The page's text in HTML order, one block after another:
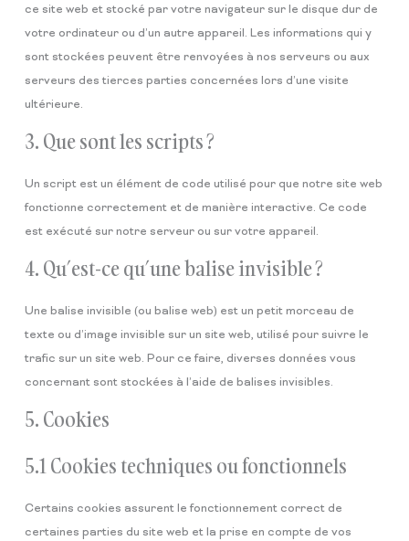
ce site web et stocké par votre navigateur sur le disque dur de
votre ordinateur ou d’un autre appareil. Les informations qui y
sont stockées peuvent être renvoyées à nos serveurs ou aux
serveurs des tierces parties concernées lors d’une visite
ultérieure.
3. Que sont les scripts ?
Un script est un élément de code utilisé pour que notre site web
fonctionne correctement et de manière interactive. Ce code
est exécuté sur notre serveur ou sur votre appareil.
4. Qu’est-ce qu’une balise invisible ?
Une balise invisible (ou balise web) est un petit morceau de
texte ou d’image invisible sur un site web, utilisé pour suivre le
trafic sur un site web. Pour ce faire, diverses données vous
concernant sont stockées à l’aide de balises invisibles.
5. Cookies
5.1 Cookies techniques ou fonctionnels
Certains cookies assurent le fonctionnement correct de
certaines parties du site web et la prise en compte de vos